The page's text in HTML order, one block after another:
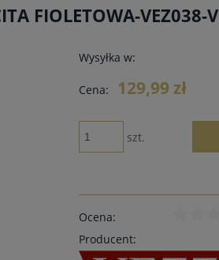
FIOLETOWA-VEZ038-V
Wysyłka w:
Cena: 129,99 zł
szt.
Ocena:
Producent: